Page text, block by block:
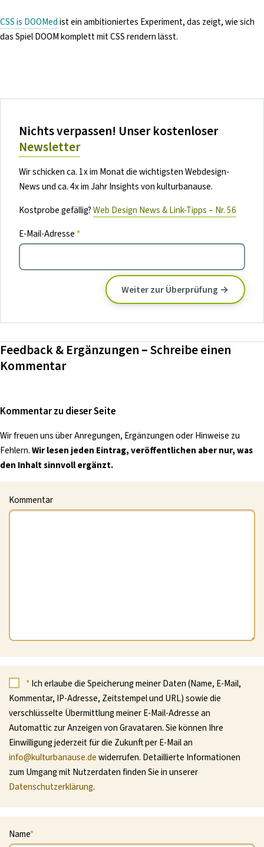
CSS is DOOMedist ein ambitioniertes Experiment, das zeigt, wie sich
das Spiel DOOM komplett mit CSS rendern lässt.
Nichts verpassen! Unser kostenloser
Newsletter
Wir schicken ca. 1x im Monat die wichtigsten Webdesign-
News und ca. 4x im Jahr Insights von kulturbanause.
Kostprobe gefällig?Web Design News & Link-Tipps – Nr. 56
E-Mail-Adresse *
Feedback & Ergänzungen – Schreibe einen
Kommentar
Kommentar zu dieser Seite
Wir freuen uns über Anregungen, Ergänzungen oder Hinweise zu
Fehlern.Wir lesen jeden Eintrag, veröffentlichen aber nur, was
den Inhalt sinnvoll ergänzt.
Kommentar
*Ich erlaube die Speicherung meiner Daten (Name, E-Mail,
Kommentar, IP-Adresse, Zeitstempel und URL) sowie die
verschlüsselte Übermittlung meiner E-Mail-Adresse an
Automattic zur Anzeigen von Gravataren. Sie können Ihre
Einwilligung jederzeit für die Zukunft per E-Mail an
info@kulturbanause.dewiderrufen. Detaillierte Informationen
zum Umgang mit Nutzerdaten finden Sie in unserer
Datenschutzerklärung.
Name*